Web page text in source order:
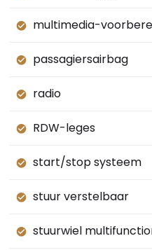
multimedia-
passagiersairbag
radio
RDW-leges
start/stop systeem
stuur verstelbaar
stuurwiel